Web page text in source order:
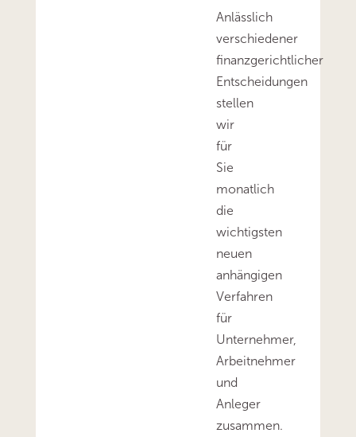
Anlässlich
verschiedener
finanzgerichtlicher
Entscheidungen
stellen
wir
für
Sie
monatlich
die
wichtigsten
neuen
anhängigen
Verfahren
für
Unternehmer,
Arbeitnehmer
und
Anleger
zusammen.